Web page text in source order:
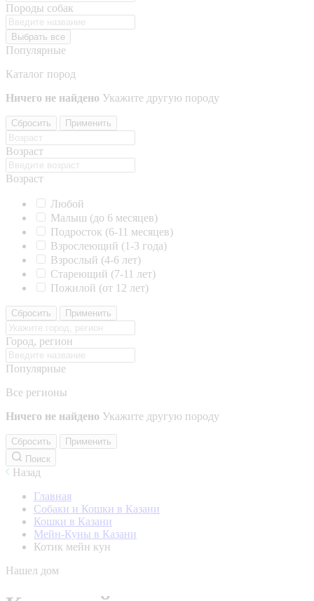
Породы собак
Выбрать все
Популярные
Каталог пород
Ничего не найдено Укажите другую породу
Сбросить Применить
Возраст
Возраст
Любой
Малыш (до 6 месяцев)
Подросток (6-11 месяцев)
Взрослеющий (1-3 года)
Взрослый (4-6 лет)
Стареющий (7-11 лет)
Пожилой (от 12 лет)
Сбросить Применить
Город, регион
Популярные
Все регионы
Ничего не найдено Укажите другую породу
Сбросить
Применить
Поиск
Назад
Главная
Собаки и Кошки в Казани
Кошки в Казани
Мейн-Куны в Казани
Котик мейн кун
Нашел дом